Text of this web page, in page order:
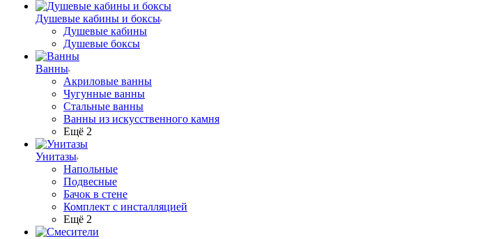
Душевые кабины и боксы
Душевые кабины
Душевые боксы
Ванны
Акриловые ванны
Чугунные ванны
Стальные ванны
Ванны из искусственного камня
Ещё 2
Унитазы
Напольные
Подвесные
Бачок в стене
Комплект с инсталляцией
Ещё 2